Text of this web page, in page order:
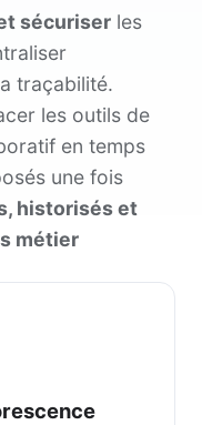
sécuriser les
traçabilité.
les outils de
en temps
une fois
historisés et
métier